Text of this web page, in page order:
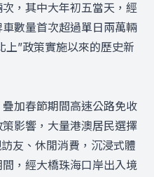
，其中大年初五當天，經
數量首次超過單日兩萬輛
上”政策實施以來的歷史新
加春節期間高速公路免收
影響，大量港澳居民選擇
友、休閒消費，沉浸式體
，經大橋珠海口岸出入境